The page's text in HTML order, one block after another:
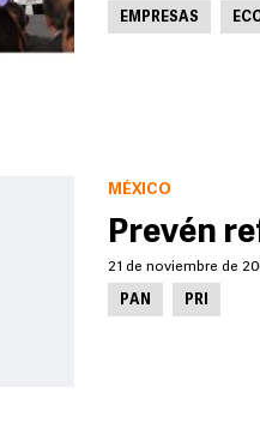
EMPRESAS
MÉXICO
Prevén
21 de noviembre de
PAN PRI